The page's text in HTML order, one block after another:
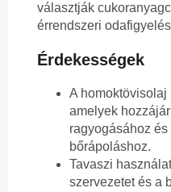
választják
érrendszeri
Érdekességek
A homoktövisolaj
amelyek
ragyogásához
bőrápoláshoz.
Tavaszi
szervezetet és a